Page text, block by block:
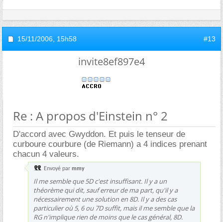
15/11/2006, 15h58 #13
invite8ef897e4
Re : A propos d'Einstein n° 2
D'accord avec Gwyddon. Et puis le tenseur de
curboure courbure (de Riemann) a 4 indices prenant
chacun 4 valeurs.
Envoyé par mmy
Il me semble que 5D c'est insuffisant. Il y a un
théorème qui dit, sauf erreur de ma part, qu'il y a
nécessairement une solution en 8D. Il y a des cas
particulier où 5, 6 ou 7D suffit, mais il me semble que la
RG n'implique rien de moins que le cas général, 8D.